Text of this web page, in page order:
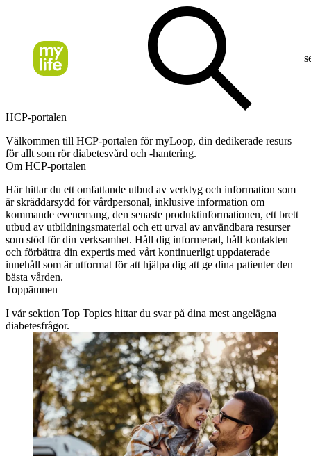
HCP-portalen
Välkommen till HCP-portalen för myLoop, din dedikerade resurs
för allt som rör diabetesvård och -hantering.
Om HCP-portalen
Här hittar du ett omfattande utbud av verktyg och information som
är skräddarsydd för vårdpersonal, inklusive information om
kommande evenemang, den senaste produktinformationen, ett brett
utbud av utbildningsmaterial och ett urval av användbara resurser
som stöd för din verksamhet. Håll dig informerad, håll kontakten
och förbättra din expertis med vårt kontinuerligt uppdaterade
innehåll som är utformat för att hjälpa dig att ge dina patienter den
bästa vården.
Toppämnen
I vår sektion Top Topics hittar du svar på dina mest angelägna
diabetesfrågor.